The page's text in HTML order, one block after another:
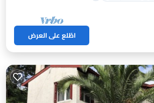
اطّلع على العرض